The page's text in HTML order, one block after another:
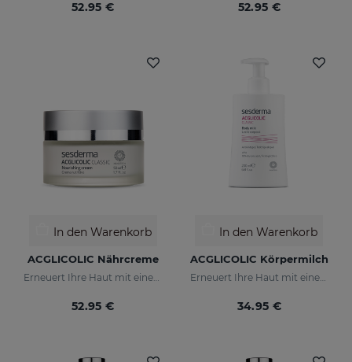
52.95 € 52.95 €
In den Warenkorb
ACGLICOLIC Nährcreme
Erneuert Ihre Haut mit einer noch nie dagewesenen Wirksamkeit
52.95 €
In den Warenkorb
ACGLICOLIC Körpermilch
Erneuert Ihre Haut mit einer noch nie dagewesenen Wirksamkeit
34.95 €